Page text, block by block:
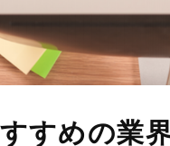
すめの業